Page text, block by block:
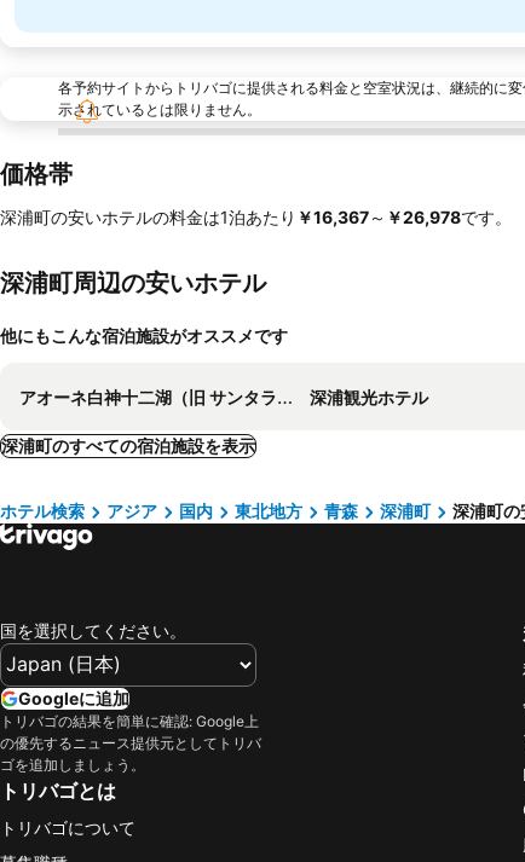
各予約サイトからトリバゴに提供される料金と空室状況は、継続的に
示されているとは限りません。
価格帯
深浦町の安いホテルの料金は1泊あたり ‎￥16,367～ ‎￥26,978です。
深浦町周辺の安いホテル
他にもこんな宿泊施設がオススメです
アオーネ白神十二湖（旧 サンタランド白神） 深浦観光ホテル
深浦町のすべての宿泊施設を表示
ホテル検索 アジア 国内 東北地方 青森 深浦町 深浦町の
国を選択してください。
Googleに追加
トリバゴの結果を簡単に確認: Google上
の優先するニュース提供元としてトリバ
ゴを追加しましょう。
トリバゴとは
トリバゴについて